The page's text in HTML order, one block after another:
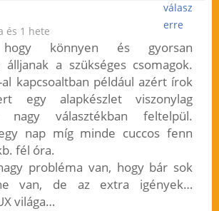
válasz
erre
és 1 hete
könnyen és gyorsan
álljanak a szükséges csomagok.
kapcsoaltban például azért írok
egy alapkészlet viszonylag
választékban feltelpül.
nap míg minde cuccos fenn
fél óra.
probléma van, hogy bár sok
van, de az extra igények…
világa…